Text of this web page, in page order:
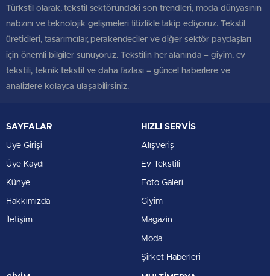
Türkstil olarak, tekstil sektöründeki son trendleri, moda dünyasının
nabzını ve teknolojik gelişmeleri titizlikle takip ediyoruz. Tekstil
üreticileri, tasarımcılar, perakendeciler ve diğer sektör paydaşları
için önemli bilgiler sunuyoruz. Tekstilin her alanında – giyim, ev
tekstili, teknik tekstil ve daha fazlası – güncel haberlere ve
analizlere kolayca ulaşabilirsiniz.
SAYFALAR
Üye Girişi
Üye Kaydı
Künye
Hakkımızda
İletişim
HIZLI SERVİS
Alışveriş
Ev Tekstili
Foto Galeri
Giyim
Magazin
Moda
Şirket Haberleri